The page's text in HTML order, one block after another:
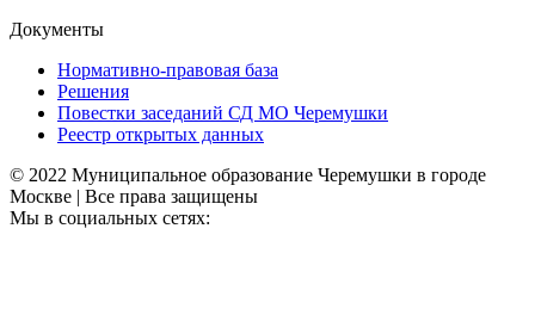
Документы
Нормативно-правовая база
Решения
Повестки заседаний СД МО Черемушки
Реестр открытых данных
© 2022 Муниципальное образование Черемушки в городе
Москве | Все права защищены
Мы в социальных сетях: